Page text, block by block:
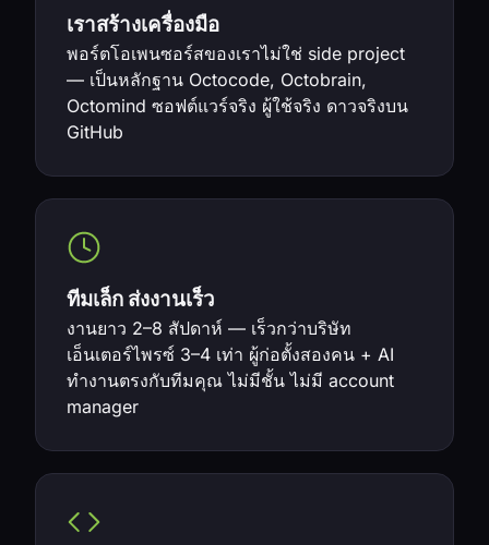
เราสร้างเครื่องมือ
พอร์ตโอเพนซอร์สของเราไม่ใช่ side project
— เป็นหลักฐาน Octocode, Octobrain,
Octomind ซอฟต์แวร์จริง ผู้ใช้จริง ดาวจริงบน
GitHub
ทีมเล็ก ส่งงานเร็ว
งานยาว 2–8 สัปดาห์ — เร็วกว่าบริษัท
เอ็นเตอร์ไพรซ์ 3–4 เท่า ผู้ก่อตั้งสองคน + AI
ทำงานตรงกับทีมคุณ ไม่มีชั้น ไม่มี account
manager